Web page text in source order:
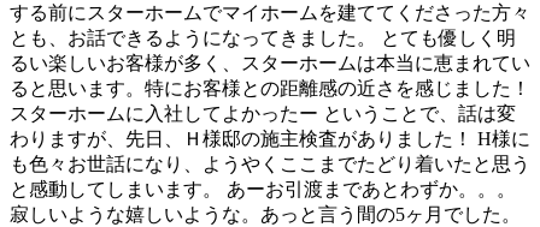
する前にスターホームでマイホームを建ててくださった方々
とも、お話できるようになってきました。 とても優しく明
るい楽しいお客様が多く、スターホームは本当に恵まれてい
ると思います。特にお客様との距離感の近さを感じました！
スターホームに入社してよかったー ということで、話は変
わりますが、先日、Ｈ様邸の施主検査がありました！ H様に
も色々お世話になり、ようやくここまでたどり着いたと思う
と感動してしまいます。 あーお引渡まであとわずか。。。
寂しいような嬉しいような。あっと言う間の5ヶ月でした。